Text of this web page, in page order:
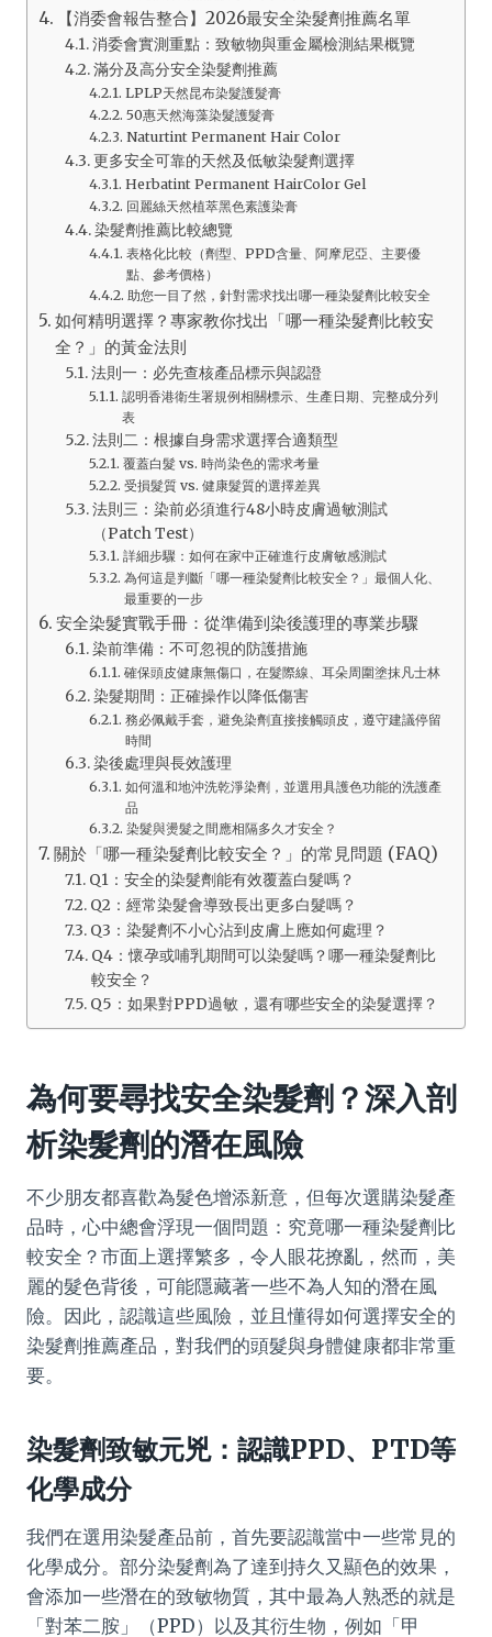
【消委會報告整合】2026最安全染髮劑推薦名單
消委會實測重點：致敏物與重金屬檢測結果概覽
滿分及高分安全染髮劑推薦
LPLP天然昆布染髮護髮膏
50惠天然海藻染髮護髮膏
Naturtint Permanent Hair Color
更多安全可靠的天然及低敏染髮劑選擇
Herbatint Permanent HairColor Gel
回麗絲天然植萃黑色素護染膏
染髮劑推薦比較總覽
表格化比較（劑型、PPD含量、阿摩尼亞、主要優
點、參考價格）
助您一目了然，針對需求找出哪一種染髮劑比較安全
如何精明選擇？專家教你找出「哪一種染髮劑比較安
全？」的黃金法則
法則一：必先查核產品標示與認證
認明香港衛生署規例相關標示、生產日期、完整成分列
表
法則二：根據自身需求選擇合適類型
覆蓋白髮 vs. 時尚染色的需求考量
受損髮質 vs. 健康髮質的選擇差異
法則三：染前必須進行48小時皮膚過敏測試
（Patch Test）
詳細步驟：如何在家中正確進行皮膚敏感測試
為何這是判斷「哪一種染髮劑比較安全？」最個人化、
最重要的一步
安全染髮實戰手冊：從準備到染後護理的專業步驟
染前準備：不可忽視的防護措施
確保頭皮健康無傷口，在髮際線、耳朵周圍塗抹凡士林
染髮期間：正確操作以降低傷害
務必佩戴手套，避免染劑直接接觸頭皮，遵守建議停留
時間
染後處理與長效護理
如何溫和地沖洗乾淨染劑，並選用具護色功能的洗護產
品
染髮與燙髮之間應相隔多久才安全？
關於「哪一種染髮劑比較安全？」的常見問題 (FAQ)
Q1：安全的染髮劑能有效覆蓋白髮嗎？
Q2：經常染髮會導致長出更多白髮嗎？
Q3：染髮劑不小心沾到皮膚上應如何處理？
Q4：懷孕或哺乳期間可以染髮嗎？哪一種染髮劑比
較安全？
Q5：如果對PPD過敏，還有哪些安全的染髮選擇？
為何要尋找安全染髮劑？深入剖
析染髮劑的潛在風險
不少朋友都喜歡為髮色增添新意，但每次選購染髮產
品時，心中總會浮現一個問題：究竟哪一種染髮劑比
較安全？市面上選擇繁多，令人眼花撩亂，然而，美
麗的髮色背後，可能隱藏著一些不為人知的潛在風
險。因此，認識這些風險，並且懂得如何選擇安全的
染髮劑推薦產品，對我們的頭髮與身體健康都非常重
要。
染髮劑致敏元兇：認識PPD、PTD等
化學成分
我們在選用染髮產品前，首先要認識當中一些常見的
化學成分。部分染髮劑為了達到持久又顯色的效果，
會添加一些潛在的致敏物質，其中最為人熟悉的就是
「對苯二胺」（PPD）以及其衍生物，例如「甲